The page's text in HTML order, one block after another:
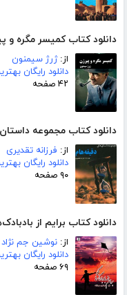
دانلود کتاب کمیسر مگره و
از:ژرژ سیمنون
دانلود رایگان
۴۲ صفحه
دانلود کتاب مجموعه
از: فرزانه تقدیری
دانلود رایگان
۹۰ صفحه
دانلود کتاب برایم از
از: نوشین جم نژاد
دانلود رایگان
۶۹ صفحه